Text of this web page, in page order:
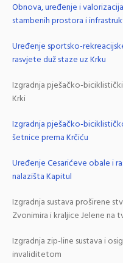
Obnova, uređenje i
stambenih prostora i
Uređenje sportsko-
rasvjete duž staze uz Krku
Izgradnja pješačko-
Krki
Izgradnja pješačko-
šetnice prema Krčiću
Uređenje Cesarićeve obale i
nalazišta Kapitul
Izgradnja sustava proširene
Zvonimira i kraljice Jelene na
Izgradnja zip-line sustava i
invaliditetom